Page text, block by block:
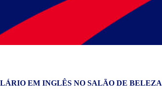
EM INGLÊS NO SALÃO DE BELEZA